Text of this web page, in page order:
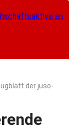
der juso-